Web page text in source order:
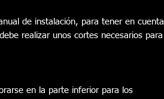
de instalación, para tener en cuenta
realizar unos cortes necesarios para
en la parte inferior para los